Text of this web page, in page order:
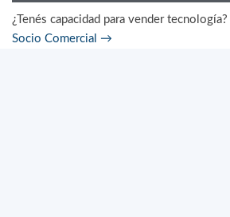
¿Tenés capacidad para vender tecnología?
Socio Comercial →